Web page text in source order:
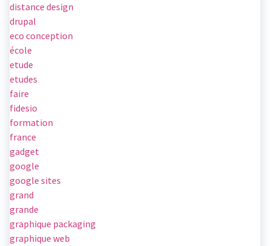
distance design
drupal
eco conception
école
etude
etudes
faire
fidesio
formation
france
gadget
google
google sites
grand
grande
graphique packaging
graphique web